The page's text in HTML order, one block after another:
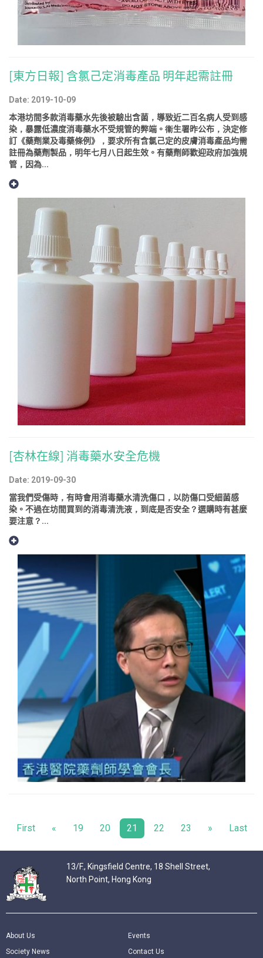
[東方日報] 含氯己定消毒產品 明年起需註冊
Date: 2019-10-09
本港坊間多款消毒藥水先後被驗出含菌，導致近二百名病人受到感
染，暴露低濃度消毒藥水不受規管的弊端。衞生署昨公布，決定修
訂《藥劑業及毒藥條例》，要求所有含氯己定的皮膚消毒產品均需
註冊為藥劑製品，明年七月八日起生效。有藥劑師歡迎政府加強規
管，因為...
[杏林在線] 消毒藥水安全危機
Date: 2019-09-30
當我們受傷時，有時會用消毒藥水清洗傷口，以防傷口受細菌感
染。不過在坊間買到的消毒清洗液，到底是否安全？選購時有甚麼
要注意？...
First « 19 20 21 22 23 » Last
13/F., Kingsfield Centre, 18 Shell Street,
North Point, Hong Kong
About Us
Society News
Events
Contact Us